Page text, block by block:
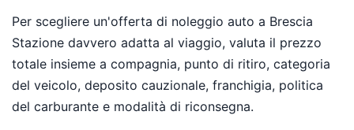
Per scegliere un'offerta di noleggio auto a Brescia
Stazione davvero adatta al viaggio, valuta il prezzo
totale insieme a compagnia, punto di ritiro, categoria
del veicolo, deposito cauzionale, franchigia, politica
del carburante e modalità di riconsegna.